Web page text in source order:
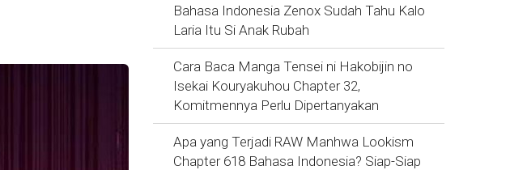
Bahasa Indonesia Zenox Sudah Tahu Kalo
Laria Itu Si Anak Rubah
Cara Baca Manga Tensei ni Hakobijin no
Isekai Kouryakuhou Chapter 32,
Komitmennya Perlu Dipertanyakan
Apa yang Terjadi RAW Manhwa Lookism
Chapter 618 Bahasa Indonesia? Siap-Siap